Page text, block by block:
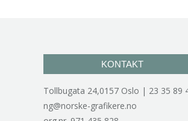
KONTAKT
Tollbugata 24,0157 Oslo | 23 35 89
ng@norske-grafikere.no